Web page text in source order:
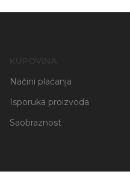
Načini plaćanja
Isporuka proizvoda
Saobraznost